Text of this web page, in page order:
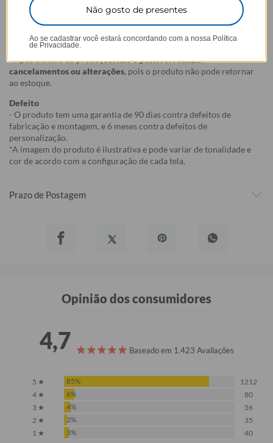
selecionada,
mesmo quando não há customização com nome.
- Por isso, é super importante conferir com atenção todos os
detalhes antes de finalizar a compra, como modelo, estampa e
variações escolhidas.
- Após o início da produção,não é possível realizar
cancelamentos ou alterações, pois o produto não pode retornar
ao estoque.
Defeito
- O produto tem uma garantia de 90 dias contra defeitos de
fabricação e montagem, e 6 meses contra defeitos de
personalização.
*A imagem do produto é ilustrativa e pode variar de tonalidade e
cor de acordo com a configuração de cada tela.
Prazo de Postagem
Opinião dos consumidores
4,7 Baseado em 1.423 Avaliações
5 ★ 85%
1212
4 ★
6%
80
3 ★
4%
56
2 ★
2%
35
1 ★
3% 40
Não gosto de presentes
Ao se cadastrar você estará concordando com a nossa Política
de Privacidade.